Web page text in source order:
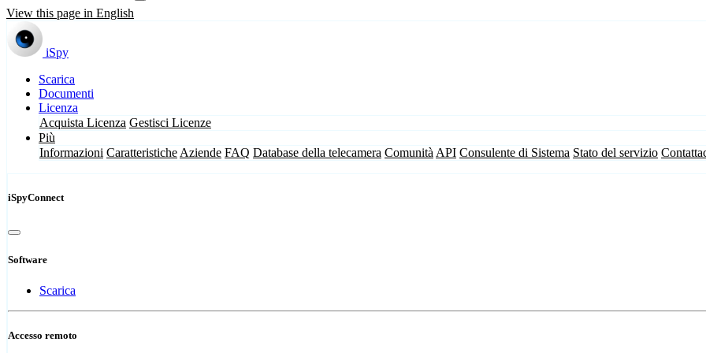
View this page in English
iSpy
Scarica
Documenti
Licenza
Acquista Licenza Gestisci Licenze
Più
Informazioni Caratteristiche Aziende FAQ Database della telecamera Comunità API Consulente di Sistema Stato del servizio
iSpyConnect
Software
Scarica
Accesso remoto